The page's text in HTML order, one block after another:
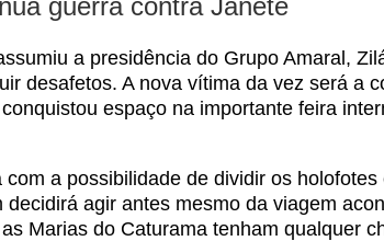
guerra contra Janete
a presidência do Grupo Amaral,
desafetos. A nova vítima da vez será a
espaço na importante feira
com a possibilidade de dividir os
decidirá agir antes mesmo da viagem
Marias do Caturama tenham qualquer